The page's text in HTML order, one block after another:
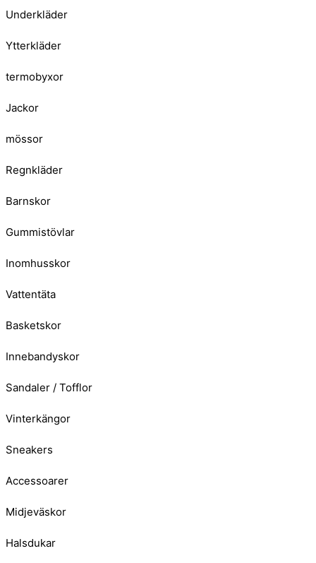
Underkläder
Ytterkläder
termobyxor
Jackor
mössor
Regnkläder
Barnskor
Gummistövlar
Inomhusskor
Vattentäta
Basketskor
Innebandyskor
Sandaler / Tofflor
Vinterkängor
Sneakers
Accessoarer
Midjeväskor
Halsdukar